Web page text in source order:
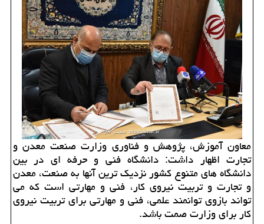
معاون آموزش، پژوهش و فناوری وزارت صنعت معدن و
تجارت اظهار داشت: دانشگاه فنی و حرفه ای در بین
دانشگاه های متنوع کشور نزدیک ترین آنها به صنعت، معدن
و تجارت و تربیت نیروی کار، فنی و مهارتی است که می
تواند بازوی توانمند علمی، فنی و مهارتی برای تربیت نیروی
کار برای وزارت صمت باشد.